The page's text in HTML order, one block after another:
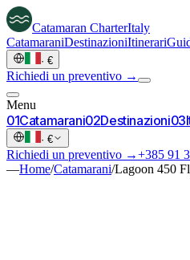
Catamaran CharterItaly
CatamaraniDestinazioniItinerari
· €
Richiedi un preventivo →
Menu
01Catamarani02Destinazioni03
· €
Richiedi un preventivo →+385 91
—Home/Catamarani/Lagoon 450